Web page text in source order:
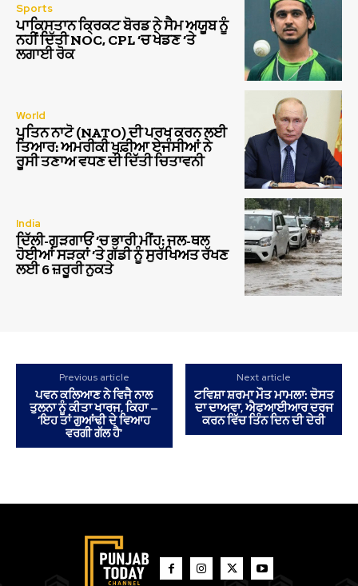
Sports
ਪਾਕਿਸਤਾਨ ਕ੍ਰਿਕਟ ਬੋਰਡ ਨੇ ਸੈਮ ਅਯੂਬ ਨੂੰ
ਨਹੀਂ ਦਿੱਤੀ NOC, CPL ‘ਚ ਖੇਡਣ ‘ਤੇ
ਲਗਾਈ ਰੋਕ
World
ਪੁਤਿਨ ਨਾਟੋ (NATO) ਦੀ ਪਰਖ ਕਰਨ ਲਈ
ਤਿਆਰ: ਅਮਰੀਕੀ ਖੁਫ਼ੀਆ ਏਜੰਸੀਆਂ ਨੇ
ਰੂਸੀ ਤਣਾਅ ਵਧਣ ਦੀ ਦਿੱਤੀ ਚਿਤਾਵਨੀ
India
ਦਿੱਲੀ-ਗੁੜਗਾਓਂ ‘ਚ ਭਾਰੀ ਮੀਂਹ: ਜਲ-ਥਲ
ਹੋਈਆਂ ਸੜਕਾਂ ‘ਤੇ ਗੱਡੀ ਨੂੰ ਸੁਰੱਖਿਅਤ ਰੱਖਣ
ਲਈ 6 ਜ਼ਰੂਰੀ ਨੁਕਤੇ
Previous article
ਪਵਨ ਕਲਿਆਣ ਨੇ ਵਿਜੈ ਨਾਲ
ਤੁਲਨਾ ਨੂੰ ਕੀਤਾ ਖਾਰਜ, ਕਿਹਾ –
‘ਇਹ ਤਾਂ ਗੁਆਂਢੀ ਦੇ ਵਿਆਹ
ਵਰਗੀ ਗੱਲ ਹੈ’
Next article
ਟਵਿਸ਼ਾ ਸ਼ਰਮਾ ਮੌਤ ਮਾਮਲਾ: ਦੋਸਤ
ਦਾ ਦਾਅਵਾ, ਐਫਆਈਆਰ ਦਰਜ
ਕਰਨ ਵਿੱਚ ਤਿੰਨ ਦਿਨ ਦੀ ਦੇਰੀ